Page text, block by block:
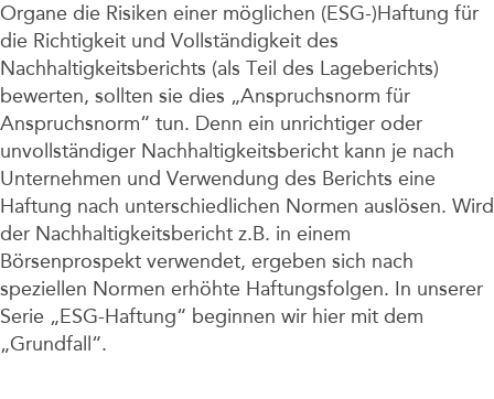
Organe die Risiken einer möglichen (ESG-)Haftung für
die Richtigkeit und Vollständigkeit des
Nachhaltigkeitsberichts (als Teil des Lageberichts)
bewerten, sollten sie dies „Anspruchsnorm für
Anspruchsnorm“ tun. Denn ein unrichtiger oder
unvollständiger Nachhaltigkeitsbericht kann je nach
Unternehmen und Verwendung des Berichts eine
Haftung nach unterschiedlichen Normen auslösen. Wird
der Nachhaltigkeitsbericht z.B. in einem
Börsenprospekt verwendet, ergeben sich nach
speziellen Normen erhöhte Haftungsfolgen. In unserer
Serie „ESG-Haftung“ beginnen wir hier mit dem
„Grundfall“.